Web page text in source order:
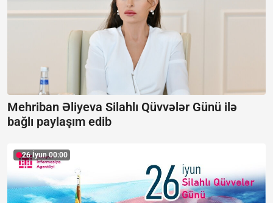
Mehriban Əliyeva Silahlı Qüvvələr Günü ilə
bağlı paylaşım edib
26 İyun 00:00